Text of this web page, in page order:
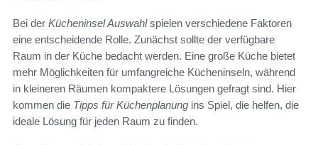
Bei der Kücheninsel Auswahlspielen verschiedene Faktoren
eine entscheidende Rolle. Zunächst sollte der verfügbare
Raum in der Küche bedacht werden. Eine große Küche bietet
mehr Möglichkeiten für umfangreiche Kücheninseln, während
in kleineren Räumen kompaktere Lösungen gefragt sind. Hier
kommen die Tipps für Küchenplanung ins Spiel, die helfen, die
ideale Lösung für jeden Raum zu finden.